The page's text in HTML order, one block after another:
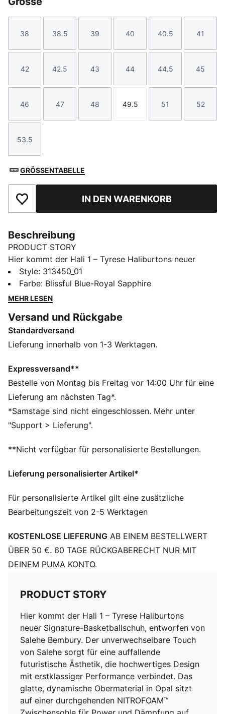
Größe
38
Größe
38.5
Größe
39
Größe
40
Größe
40.5
Größe
41
Größe
42
Größe
42.5
Größe
43
Größe
44
Größe
44.5
Größe
45
Größe
46
Größe
47
Größe
48
Größe
49.5
Größe
51
Größe
52
Größe
53.5
GRÖSSENTABELLE
Zu Favoriten hinzufügenIN DEN WARENKORB
Beschreibung
PRODUCT STORY
Hier kommt der Hali 1 – Tyrese Haliburtons neuer
Signature-Basketballschuh, entworfen von Salehe
Bembury. Der unverwechselbare Touch von Salehe
sorgt für eine auffallende futuristische Ästhetik, die
verbindet. Das glatte, dynamische Obermaterial in
Opal sitzt auf einer durchgehenden NITROFOAM™
Zwischensohle für Power und Dämpfung auf dem
FEATURES + VORTEILE
NITROFOAM™: Die innovative mit Stickstoff versetzte
Schaumstoff-Technologie bietet exzellente
Reaktionsfähigkeit in einem federleichten Paket
TPU MITTELFUSS-SCHAFT: Mehr Support und
Stabilität.
verbesserte Traktion dank rutschfester
DETAILS
Abgerundeter Zehenbereich
Schnürung
Dämpfungsstufe: Maximal
Style: 313450_01
Farbe: Blissful Blue-Royal Sapphire
MEHR LESEN
Versand und Rückgabe
Standardversand
Lieferung innerhalb von 1-3 Werktagen.
Expressversand**
Bestelle von Montag bis Freitag vor 14:00 Uhr für eine
Lieferung am nächsten Tag*.
*Samstage sind nicht eingeschlossen. Mehr unter
"Support > Lieferung".
**Nicht verfügbar für personalisierte Bestellungen.
Lieferung personalisierter Artikel*
Für personalisierte Artikel gilt eine zusätzliche
Bearbeitungszeit von 2-5 Werktagen
KOSTENLOSE LIEFERUNG AB EINEM BESTELLWERT
ÜBER 50 €. 60 TAGE RÜCKGABERECHT NUR MIT
DEINEM PUMA KONTO.
PRODUCT STORY
Hier kommt der Hali 1 – Tyrese Haliburtons
neuer Signature-Basketballschuh, entworfen von
Salehe Bembury. Der unverwechselbare Touch
von Salehe sorgt für eine auffallende
futuristische Ästhetik, die hochwertiges Design
mit erstklassiger Performance verbindet. Das
glatte, dynamische Obermaterial in Opal sitzt
auf einer durchgehenden NITROFOAM™